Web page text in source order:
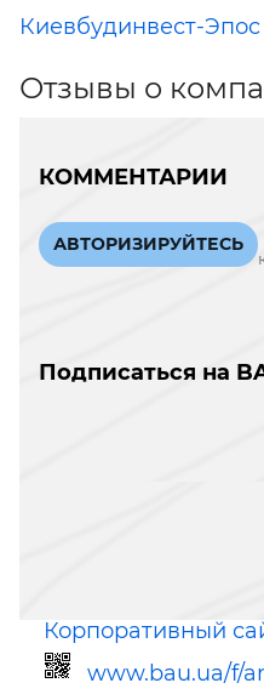
Киевбудинвест-Эпос
Отзывы о
КОММЕНТАРИИ
АВТОРИЗИРУЙТЕСЬ
Подписаться на
Корпоративный
www.bau.ua/f/